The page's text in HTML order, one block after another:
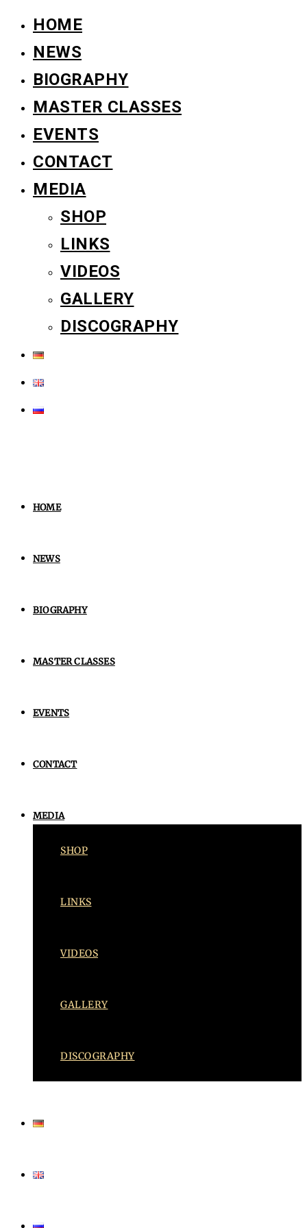
HOME
NEWS
BIOGRAPHY
MASTER CLASSES
EVENTS
CONTACT
MEDIA
SHOP
LINKS
VIDEOS
GALLERY
DISCOGRAPHY
HOME
NEWS
BIOGRAPHY
MASTER CLASSES
EVENTS
CONTACT
MEDIA
SHOP
LINKS
VIDEOS
GALLERY
DISCOGRAPHY